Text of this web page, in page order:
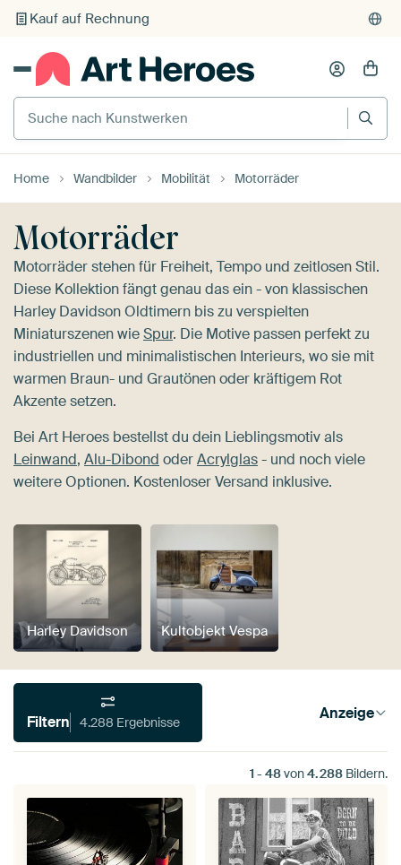
Individueller Druck auf Bestellung
Suche nach Kunstwerken
Home Wandbilder Mobilität Motorräder
Motorräder
Motorräder stehen für Freiheit, Tempo und zeitlosen Stil.
Diese Kollektion fängt genau das ein - von klassischen
Harley Davidson Oldtimern bis zu verspielten
Miniaturszenen wieSpur. Die Motive passen perfekt zu
industriellen und minimalistischen Interieurs, wo sie mit
warmen Braun- und Grautönen oder kräftigem Rot
Akzente setzen.
Bei Art Heroes bestellst du dein Lieblingsmotiv als
Leinwand, Alu-Dibond oderAcrylglas- und noch viele
weitere Optionen. Kostenloser Versand inklusive.
Harley Davidson Kultobjekt Vespa
Filtern 4.288 Ergebnisse Anzeige
1 - 48von4.288 Bildern.